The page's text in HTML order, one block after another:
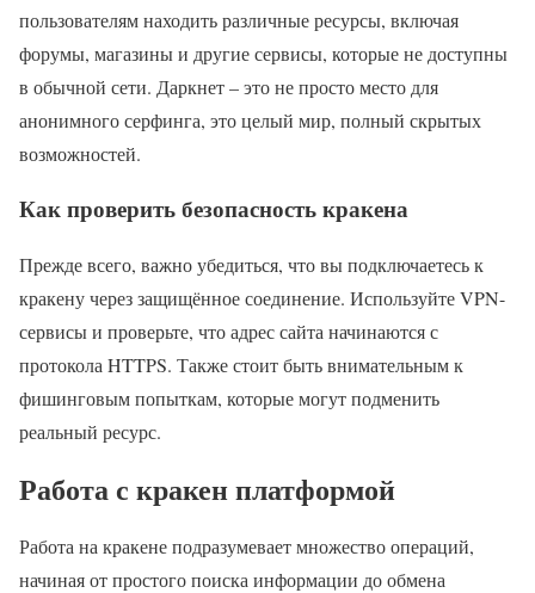
пользователям находить различные ресурсы, включая
форумы, магазины и другие сервисы, которые не доступны
в обычной сети. Даркнет – это не просто место для
анонимного серфинга, это целый мир, полный скрытых
возможностей.
Как проверить безопасность кракена
Прежде всего, важно убедиться, что вы подключаетесь к
кракену через защищённое соединение. Используйте VPN-
сервисы и проверьте, что адрес сайта начинаются с
протокола HTTPS. Также стоит быть внимательным к
фишинговым попыткам, которые могут подменить
реальный ресурс.
Работа с кракен платформой
Работа на кракене подразумевает множество операций,
начиная от простого поиска информации до обмена